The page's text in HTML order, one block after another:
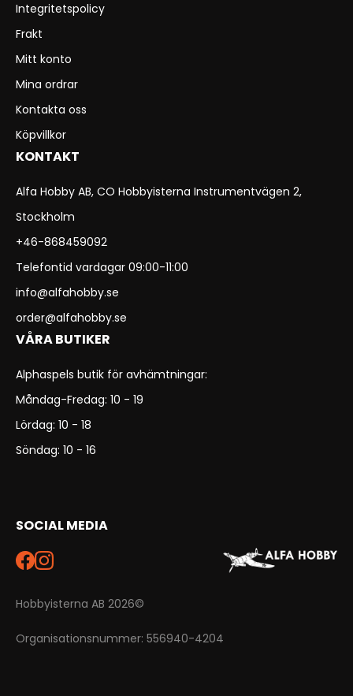
Integritetspolicy
Frakt
Mitt konto
Mina ordrar
Kontakta oss
Köpvillkor
KONTAKT
Alfa Hobby AB, CO Hobbyisterna Instrumentvägen 2,
Stockholm
+46-868459092
Telefontid vardagar 09:00-11:00
info@alfahobby.se
order@alfahobby.se
VÅRA BUTIKER
Alphaspels butik för avhämtningar:
Måndag-Fredag: 10 - 19
Lördag: 10 - 18
Söndag: 10 - 16
SOCIAL MEDIA
Hobbyisterna AB 2026©
Organisationsnummer: 556940-4204